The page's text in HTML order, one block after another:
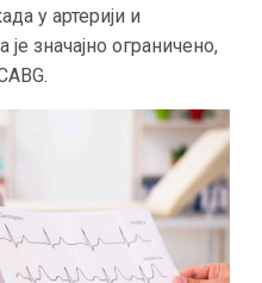
у артерији и
значајно ограничено,